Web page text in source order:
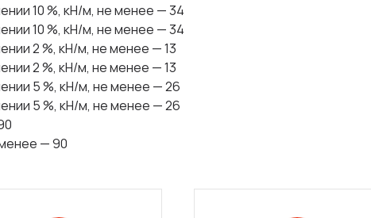
10 %, кН/м, не менее — 34
10 %, кН/м, не менее — 34
2 %, кН/м, не менее — 13
2 %, кН/м, не менее — 13
5 %, кН/м, не менее — 26
5 %, кН/м, не менее — 26
— 90